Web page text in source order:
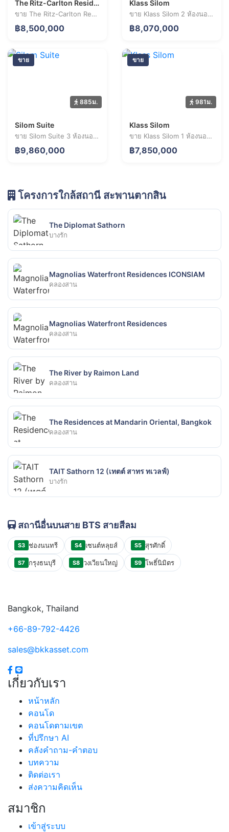
+−
Leaflet| © OpenStreetMap
The Ritz-Carlton Residences
ขาย The Ritz-Carlton Residences 1 ห้องนอน 32.3 ตร.ม. ราคา 8.50 ล้านบาท
฿8,500,000
Klass Silom
ขาย Klass Silom 2 ห้องนอน 65.5 ตร.ม. ราคา 8.07 ล้านบาท
฿8,070,000
ขาย
885ม.
Silom Suite
ขาย Silom Suite 3 ห้องนอน 86.4 ตร.ม. ราคา 9.86 ล้านบาท
฿9,860,000
ขาย
981ม.
Klass Silom
ขาย Klass Silom 1 ห้องนอน 37.6 ตร.ม. ราคา 7.85 ล้านบาท
฿7,850,000
โครงการใกล้สถานี สะพานตากสิน
The Diplomat Sathorn
บางรัก
Magnolias Waterfront Residences ICONSIAM
คลองสาน
Magnolias Waterfront Residences
คลองสาน
The River by Raimon Land
คลองสาน
The Residences at Mandarin Oriental, Bangkok
คลองสาน
TAIT Sathorn 12 (เทตต์ สาทร ทเวลฟ์)
บางรัก
สถานีอื่นบนสาย BTS สายสีลม
S3 ช่องนนทรี S4 เซนต์หลุยส์ S5 สุรศักดิ์
S7 กรุงธนบุรี S8 วงเวียนใหญ่ S9 โพธิ์นิมิตร
Bangkok, Thailand
+66-89-792-4426
sales@bkkasset.com
เกี่ยวกับเรา
หน้าหลัก
คอนโด
คอนโดตามเขต
ที่ปรึกษา AI
คลังคำถาม-คำตอบ
บทความ
ติดต่อเรา
ส่งความคิดเห็น
สมาชิก
เข้าสู่ระบบ